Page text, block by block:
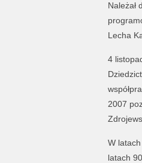
Należał
Lecha
4
2007
W
latach